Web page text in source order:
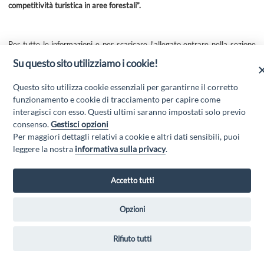
competitività turistica in aree forestali”.
Per tutte le informazioni e per scaricare l'allegato entrare nella sezione
gal@marsica.it- PEC:
Su questo sito utilizziamo i cookie!
Questo sito utilizza cookie essenziali per garantirne il corretto
funzionamento e cookie di tracciamento per capire come
interagisci con esso. Questi ultimi saranno impostati solo previo
consenso.Gestisci opzioni
Per maggiori dettagli relativi a cookie e altri dati sensibili, puoi
leggere la nostra informativa sulla privacy.
Accetto tutti
Opzioni
Rifiuto tutti